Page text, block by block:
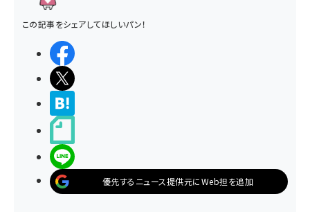
この記事をシェアしてほしいパン！
優先するニュース提供元にWeb担を追加